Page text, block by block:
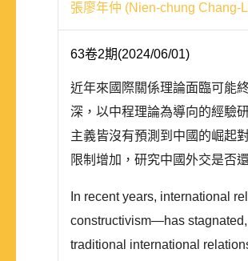
張廖年仲 (Nien-chung Chang-
63卷2期(2024/06/01)
近年來國際關係理論面臨可能
深，以中程理論為導向的經驗
主義皆沒有預測到中國的崛起
限制增加，研究中國外交是否
In recent years, international
constructivism—has
traditional international